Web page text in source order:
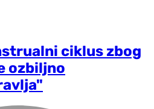
ciklus zbog
ozbiljno